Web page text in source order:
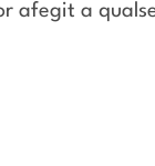
afegit a